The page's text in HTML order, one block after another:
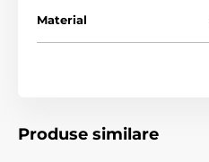
Material
Produse similare